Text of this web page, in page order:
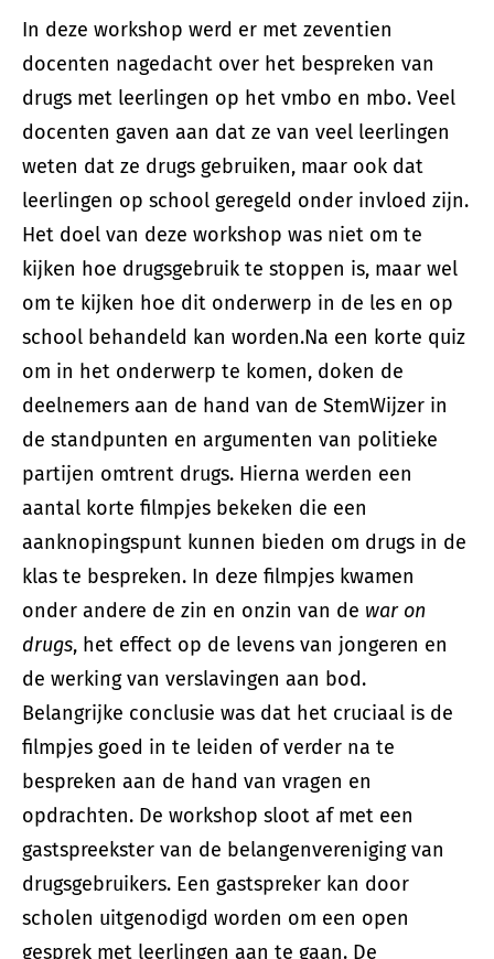
In deze workshop werd er met zeventien
docenten nagedacht over het bespreken van
drugs met leerlingen op het vmbo en mbo. Veel
docenten gaven aan dat ze van veel leerlingen
weten dat ze drugs gebruiken, maar ook dat
leerlingen op school geregeld onder invloed zijn.
Het doel van deze workshop was niet om te
kijken hoe drugsgebruik te stoppen is, maar wel
om te kijken hoe dit onderwerp in de les en op
school behandeld kan worden.Na een korte quiz
om in het onderwerp te komen, doken de
deelnemers aan de hand van de StemWijzer in
de standpunten en argumenten van politieke
partijen omtrent drugs. Hierna werden een
aantal korte filmpjes bekeken die een
aanknopingspunt kunnen bieden om drugs in de
klas te bespreken. In deze filmpjes kwamen
onder andere de zin en onzin van de war on
drugs, het effect op de levens van jongeren en
de werking van verslavingen aan bod.
Belangrijke conclusie was dat het cruciaal is de
filmpjes goed in te leiden of verder na te
bespreken aan de hand van vragen en
opdrachten. De workshop sloot af met een
gastspreekster van de belangenvereniging van
drugsgebruikers. Een gastspreker kan door
scholen uitgenodigd worden om een open
gesprek met leerlingen aan te gaan. De